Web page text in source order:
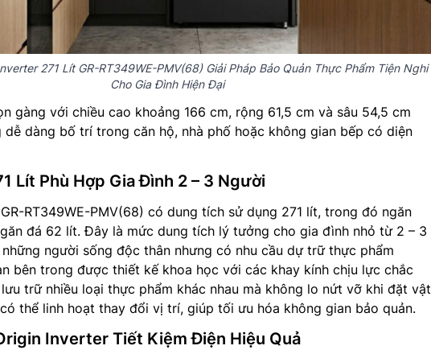
271 Lít GR-RT349WE-PMV(68) Giải Pháp Bảo Quản Thực Phẩm Tiện Nghi
Cho Gia Đình Hiện Đại
gàng với chiều cao khoảng 166 cm, rộng 61,5 cm và sâu 54,5 cm
dễ dàng bố trí trong căn hộ, nhà phố hoặc không gian bếp có diện
Lít Phù Hợp Gia Đình 2 – 3 Người
GR-RT349WE-PMV(68) có dung tích sử dụng 271 lít, trong đó ngăn
đá 62 lít. Đây là mức dung tích lý tưởng cho gia đình nhỏ từ 2 – 3
người sống độc thân nhưng có nhu cầu dự trữ thực phẩm
bên trong được thiết kế khoa học với các khay kính chịu lực chắc
trữ nhiều loại thực phẩm khác nhau mà không lo nứt vỡ khi đặt vật
thể linh hoạt thay đổi vị trí, giúp tối ưu hóa không gian bảo quản.
Inverter Tiết Kiệm Điện Hiệu Quả